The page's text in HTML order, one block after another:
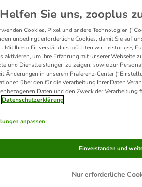
T 66 x H 70
5 Varianten
Helfen Sie uns, zooplus
Cookies, Pixel und andere Technologien
unbedingt erforderliche Cookies, damit Sie auf
Mit Ihrem Einverständnis möchten wir Leistungs-,
aktivieren, um Ihre Erfahrung mit unserer Webseite
und Dienstleistungen zu zeigen, sowie zur
Änderungen in unserem Präferenz-Center
über den für die Verarbeitung Ihrer Daten
Daten und den Zweck der Verarbeitung
Datenschutzerklärung
anpassen
Nur erforderliche
Einverstanden und